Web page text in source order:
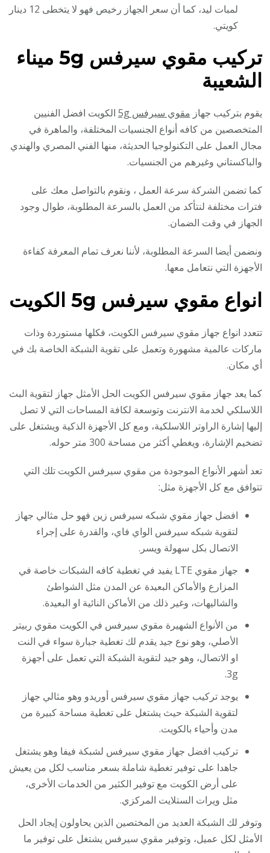
لمبات ليد، كما أن سعر الجهاز رخيص فهو لا يتخطى 12 دينار
كويتي.
تركيب مقوي سيرفس
5g ميناء
الشعيبة
يقوم بتركيب جهاز مقوي سيرفس 5g
الكويت افضل الفنيين
المتخصصين من كافه أنواع الجنسيات المختلفة، والماهرة في
مجال العمل على التكنولوجيا الحديثة، منها الفني المصري والهندي
والباكستاني وغيرهم من الجنسيات.
كما تضمن الشركة سرعة العمل ، ونقوم بالتواصل معك على
فترات مختلفة لنتأكد من العمل بالسرعة المطلوبة، طوال وجود
الجهاز في وقت الضمان.
ونضمن أيضا السرعة المطلوبة، لأننا نعرف تمام المعرفة كفاءة
الأجهزة التي نتعامل معها.
انواع مقوي سيرفس 5g الكويت
تتعدد انواع جهاز مقوي سيرفس الكويت، فكلها مستوردة وذات
ماركات عالمية مشهورة وتعمل على تقوية الشبكة الخاصة بك في
أي مكان.
كما يعد جهاز مقوي سيرفس الكويت الحل الأمثل جهاز لتقوية البث
اللاسلكي لخدمة الانترنت وتوسعة لكافة المساحات التي لا تصل
إليها إشارة الراوتر اللاسلكية، ومع كل الأجهزة الذكية ويشتغل على
تضخيم الإشارة، ويغطي أكثر من مساحة 300 متر حوله.
تعد أشهر الأنواع الموجودة من مقوي سيرفس الكويت تلك التي
تتوافق مع كل الأجهزة مثل:
افضل جهاز مقوي شبكه سيرفس زين فهو حل مثالي جهاز
لتقوية شبكه سيرفس الواي فاي، والقدرة على إجراء
الاتصال بكل سهولة ويسر.
جهاز مقوي LTE يفيد في تغطية كافه الشبكات خاصة في
المزارع والأماكن البعيدة عن المدن مثل الشواطئ
والشاليهات، وغير ذلك من الأماكن النائية او البعيدة.
من الأنواع الشهيرة مقوي سيرفس في الكويت مقوي ربيتر
الأصلي، وهو نوع جيد يقدم لك تغطية جبارة سواء في النت
او الاتصال، وهو جيد لتقوية الشبكة التي تعمل على أجهزة
3g.
يوجد تركيب جهاز مقوي سيرفس أوريدو وهو مثالي جهاز
لتقوية الشبكة حيث يشتغل على تغطية مساحة كبيرة من
مدن وأحياء بالكويت.
تركيب افضل جهاز مقوي سيرفس لشبكة فيفا وهو يشتغل
جاهدا على توفير تغطية شاملة بسعر مناسب لكل من يعيش
على أرض الكويت مع توفير الكثير من الخدمات الأخرى،
مثل ويرات الستلايت المركزي.
وتوفر لك الشبكة العديد من المختصين الذين يحاولون إيجاد الحل
الأمثل لكل عميل، وتوفير مقوي سيرفس يشتغل على توفير ما